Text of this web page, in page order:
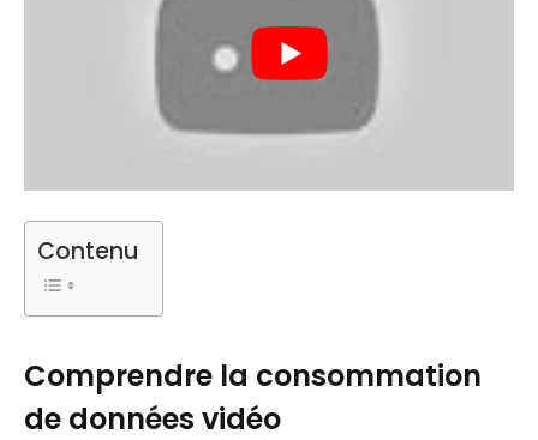
Contenu
Comprendre la consommation
de données vidéo